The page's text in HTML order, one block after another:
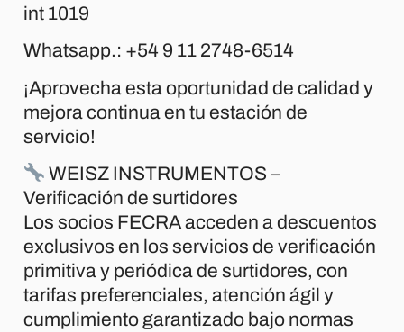
int 1019
Whatsapp.: +54 9 11 2748-6514
¡Aprovecha esta oportunidad de calidad y
mejora continua en tu estación de
servicio!
WEISZ INSTRUMENTOS –
Verificación de surtidores
Los socios FECRA acceden a descuentos
exclusivos en los servicios de verificación
primitiva y periódica de surtidores, con
tarifas preferenciales, atención ágil y
cumplimiento garantizado bajo normas